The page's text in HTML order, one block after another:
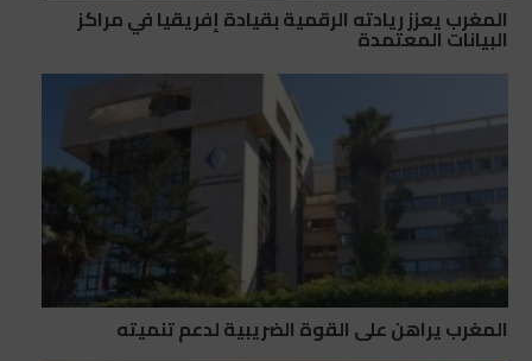
المغرب يعزز ريادته الرقمية بقيادة إفريقيا في مراكز
البيانات المعتمدة
المغرب يراهن على القوة الضريبية لدعم تنميته